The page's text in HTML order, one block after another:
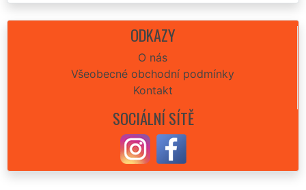
ODKAZY
O nás
Všeobecné obchodní podmínky
Kontakt
SOCIÁLNÍ SÍTĚ